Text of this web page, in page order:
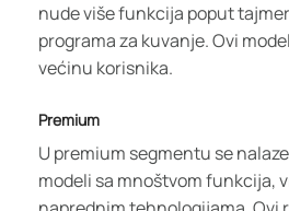
nude više funkcija poput
programa za kuvanje. Ovi
većinu korisnika.
Premium
U premium segmentu se
modeli sa mnoštvom funkcija,